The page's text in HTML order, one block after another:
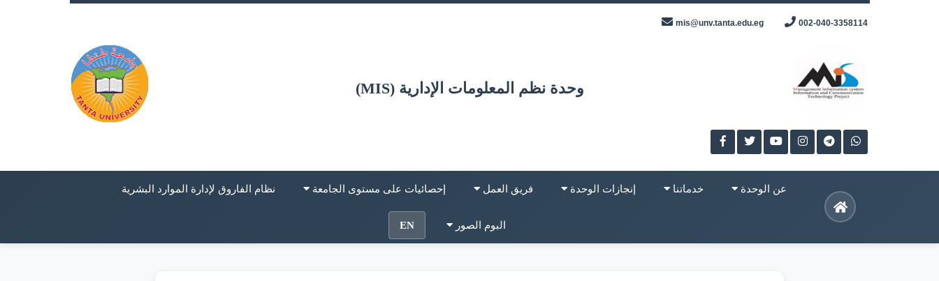
وحدة نظم المعلومات الإدارية (MIS)
002-040-3358114
mis@unv.tanta.edu.eg
عن الوحدة خدماتنا إنجازات الوحدة فريق العمل إحصائيات على مستوى الجامعة نظام الفاروق لإدارة الموارد البشرية
البوم الصور EN